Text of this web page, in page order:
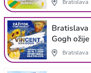
Bratislava
Bratislava
Gogh
Bratislava